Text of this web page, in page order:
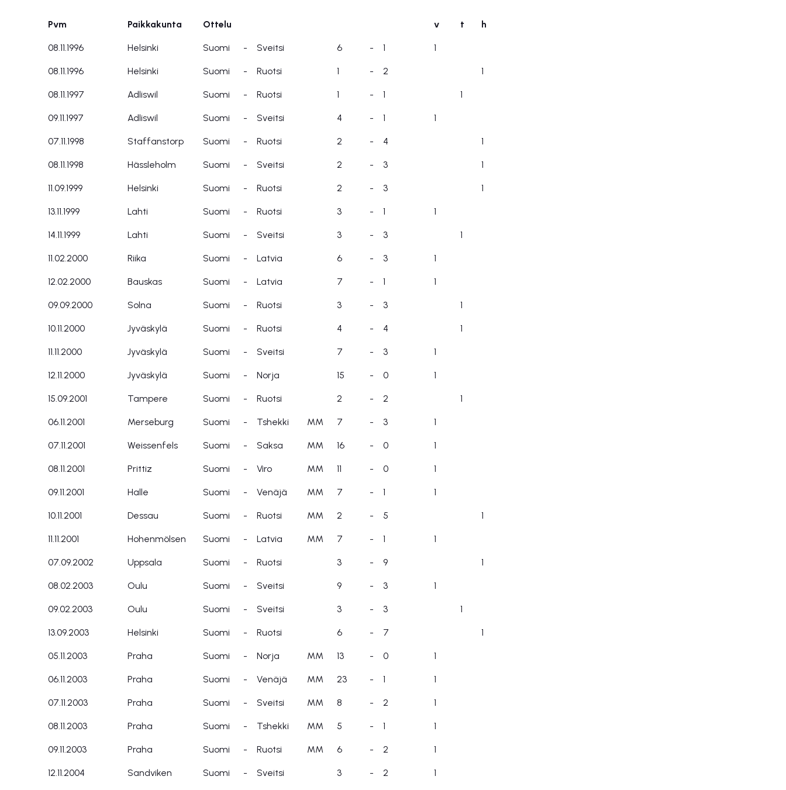
Pvm Paikkakunta Ottelu v t
h
Pvm
Paikkakunta Ottelu v
08.11.1996 Helsinki Suomi - Sveitsi 6 - 1 1
08.11.1996 Helsinki Suomi - Ruotsi 1 - 2 1
08.11.1997 Adliswil Suomi - Ruotsi 1 - 1 1
09.11.1997 Adliswil Suomi - Sveitsi 4 - 1 1
07.11.1998 Staffanstorp Suomi - Ruotsi 2 - 4 1
08.11.1998 Hässleholm Suomi - Sveitsi 2 - 3 1
11.09.1999 Helsinki Suomi - Ruotsi 2 - 3 1
13.11.1999 Lahti Suomi - Ruotsi 3 - 1 1
14.11.1999 Lahti Suomi - Sveitsi 3 - 3 1
11.02.2000 Riika Suomi - Latvia 6 - 3 1
12.02.2000 Bauskas Suomi - Latvia 7 - 1 1
09.09.2000 Solna Suomi - Ruotsi 3 - 3 1
10.11.2000 Jyväskylä Suomi - Ruotsi 4 - 4 1
11.11.2000 Jyväskylä Suomi - Sveitsi 7 - 3 1
12.11.2000 Jyväskylä Suomi - Norja 15 - 0 1
15.09.2001 Tampere Suomi - Ruotsi 2 - 2 1
06.11.2001 Merseburg Suomi - Tshekki MM 7 - 3 1
07.11.2001 Weissenfels Suomi - Saksa MM 16 - 0 1
08.11.2001 Prittiz Suomi - Viro MM 11 - 0 1
09.11.2001 Halle Suomi - Venäjä MM 7 - 1 1
10.11.2001 Dessau Suomi - Ruotsi MM 2 - 5 1
11.11.2001 Hohenmölsen Suomi - Latvia MM 7 - 1 1
07.09.2002 Uppsala Suomi - Ruotsi 3 - 9 1
08.02.2003 Oulu Suomi - Sveitsi 9 - 3 1
09.02.2003 Oulu Suomi - Sveitsi 3 - 3 1
13.09.2003 Helsinki Suomi - Ruotsi 6 - 7 1
05.11.2003 Praha Suomi - Norja MM 13 - 0 1
06.11.2003 Praha Suomi - Venäjä MM 23 - 1 1
07.11.2003 Praha Suomi - Sveitsi MM 8 - 2 1
08.11.2003 Praha Suomi - Tshekki MM 5 - 1 1
09.11.2003 Praha Suomi - Ruotsi MM 6 - 2 1
12.11.2004 Sandviken Suomi - Sveitsi 3 - 2 1